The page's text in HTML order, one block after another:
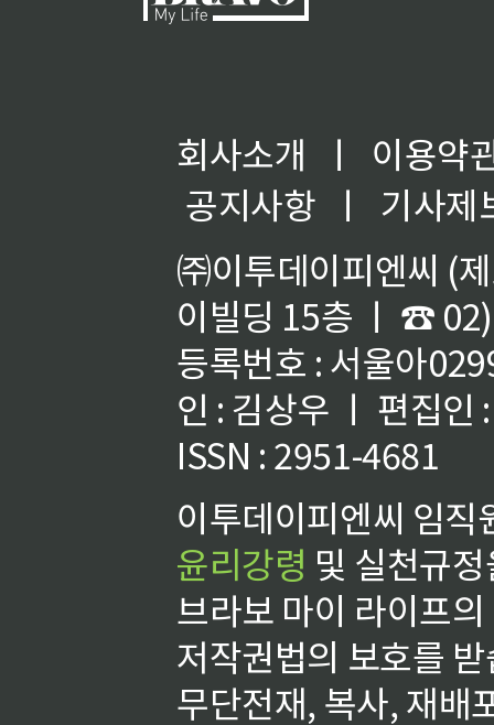
회사소개 ㅣ
이용약
공지사항
ㅣ
기사제
㈜이투데이피엔씨 (
이빌딩 15층 ㅣ ☎
등록번호 : 서울아
인 : 김상우 ㅣ 편집인
ISSN : 2951-4681
이투데이피엔씨 임
윤리강령 및 실천규
브라보 마이 라이프
저작권법의 보호를
무단전재, 복사, 재배